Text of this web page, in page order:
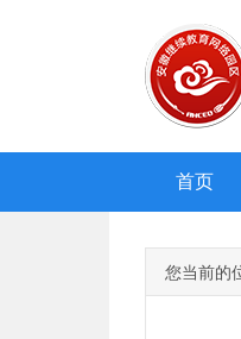
首页
您当前的